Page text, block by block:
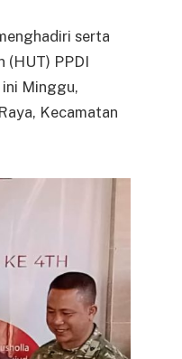
serta
(HUT) PPDI
Minggu,
Kecamatan